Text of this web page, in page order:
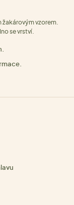
žakárovým vzorem.
se vrství.